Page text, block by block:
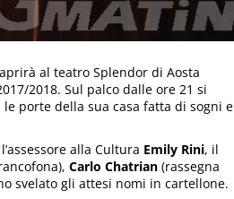
al teatro Splendor di Aosta
2018. Sul palco dalle ore 21 si
porte della sua casa fatta di sogni e
alla Cultura Emily Rini, il
Carlo Chatrian (rassegna
svelato gli attesi nomi in cartellone.